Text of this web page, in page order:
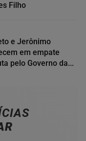
Filho
e Jerônimo
em empate
pelo Governo da...